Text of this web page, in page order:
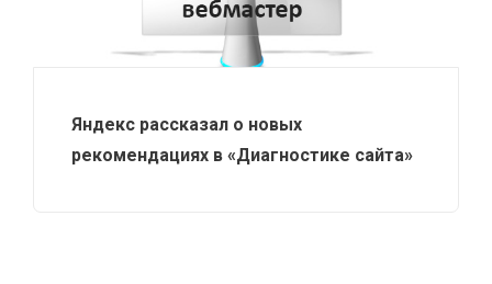
Яндекс рассказал о новых
рекомендациях в «Диагностике сайта»